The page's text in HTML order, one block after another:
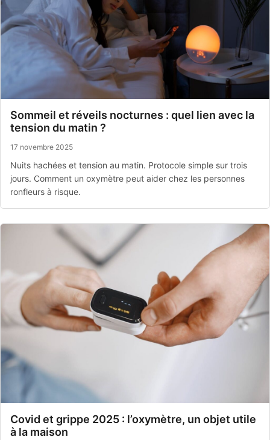
Sommeil et réveils nocturnes : quel lien avec la
tension du matin ?
17 novembre 2025
Nuits hachées et tension au matin. Protocole simple sur trois
jours. Comment un oxymètre peut aider chez les personnes
ronfleurs à risque.
Covid et grippe 2025 : l’oxymètre, un objet utile
à la maison